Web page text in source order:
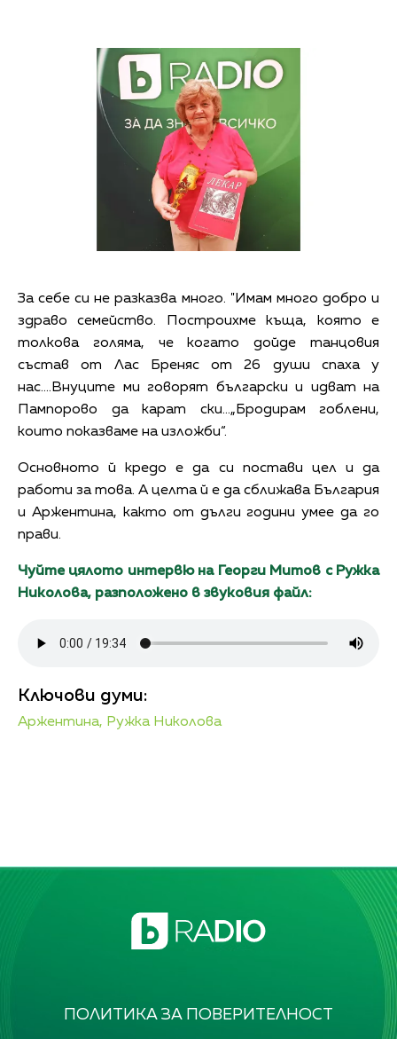
За себе си не разказва много. "Имам много добро и
здраво семейство. Построихме къща, която е
толкова голяма, че когато дойде танцовия
състав от Лас Бреняс от 26 души спаха у
нас....Внуците ми говорят български и идват на
Пампорово да карат ски...„Бродирам гоблени,
които показваме на изложби“.
Основното й кредо е да си постави цел и да
работи за това. А целта й е да сближава България
и Аржентина, както от дълги години умее да го
прави.
Чуйте цялото интервю на Георги Митов с Ружка
Николова, разположено в звуковия файл:
Ключови думи:
Аржентина, Ружка Николова
ПОЛИТИКА ЗА ПОВЕРИТЕЛНОСТ